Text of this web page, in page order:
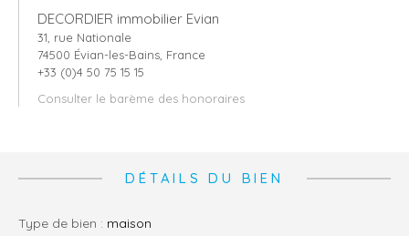
DECORDIER immobilier Evian
31, rue Nationale
74500 Évian-les-Bains, France
+33 (0)4 50 75 15 15
Consulter le barème des honoraires
DÉTAILS DU BIEN
Type de bien : maison